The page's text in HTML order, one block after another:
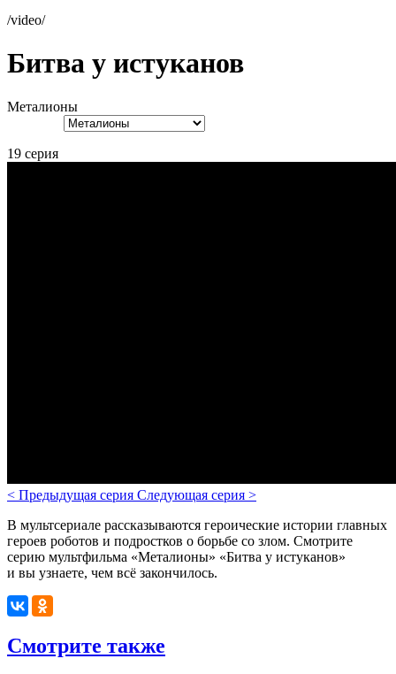
/video/
Битва у истуканов
Металионы
19 серия
< Предыдущая серия Следующая серия >
В мультсериале рассказываются героические истории главных
героев роботов и подростков о борьбе со злом. Смотрите
серию мультфильма «Металионы» «Битва у истуканов»
и вы узнаете, чем всё закончилось.
Смотрите также